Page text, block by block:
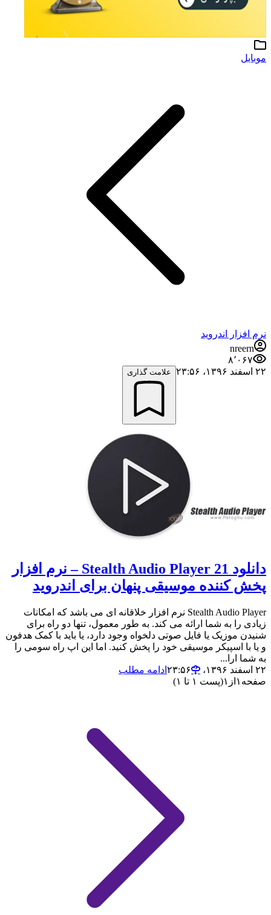
موبایل
نرم افزار اندروید
nreern
۸٬۰۶۷
۲۲ اسفند ۱۳۹۶،‏ ۲۳:۵۶
علامت گذاری
دانلود Stealth Audio Player 21 – نرم افزار
پخش کننده موسیقی پنهان برای اندروید
Stealth Audio Player نرم افزار خلاقانه ای می باشد که امکانات
زیادی را به شما ارائه می کند. به طور معمول، تنها دو راه برای
شنیدن موزیک یا فایل صوتی دلخواه وجود دارد، یا باید با کمک هدفون
و یا با اسپیکر موسیقی خود را پخش کنید. اما این اپ راه سومی را
به شما ارا...
۲۲ اسفند ۱۳۹۶،‏ ۲۳:۵۶
ادامه مطلب
صفحه ۱ از ۱(پست ۱ تا ۱)